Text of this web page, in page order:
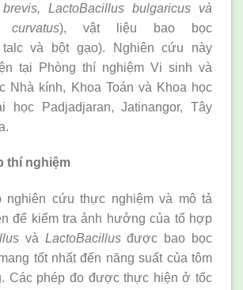
LactoBacillus bulgaricus và
curvatus), vật liệu bao bọc
talc và bột gạo). Nghiên cứu này
tại Phòng thí nghiệm Vi sinh và
Nhà kính, Khoa Toán và Khoa học
học Padjadjaran, Jatinangor, Tây
thí nghiệm
nghiên cứu thực nghiệm và mô tả
để kiểm tra ảnh hưởng của tổ hợp
và LactoBacillusđược bao bọc
tốt nhất đến năng suất của tôm
Các phép đo được thực hiện ở tốc